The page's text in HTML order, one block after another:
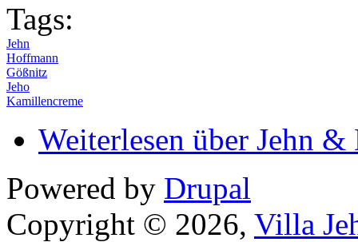
Tags:
Jehn
Hoffmann
Gößnitz
Jeho
Kamillencreme
Weiterlesen über Jehn
Powered by Drupal
Copyright © 2026, Villa